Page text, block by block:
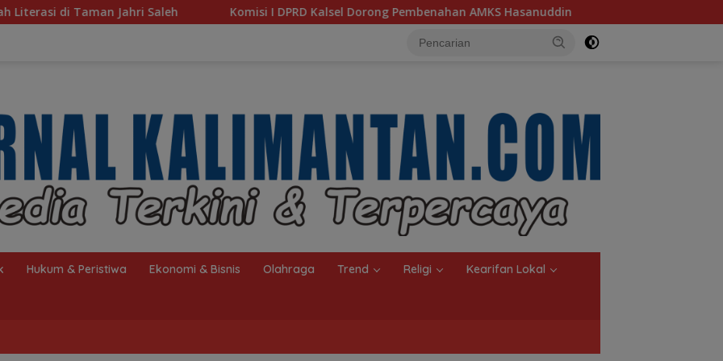
Komisi I DPRD Kalsel Dorong Pembenahan AMKS Hasanuddin Ketua TP PKK Kalsel, Dorong Kreasi Olahan
Hukum & Peristiwa Ekonomi & Bisnis Olahraga Trend Religi Kearifan Lokal